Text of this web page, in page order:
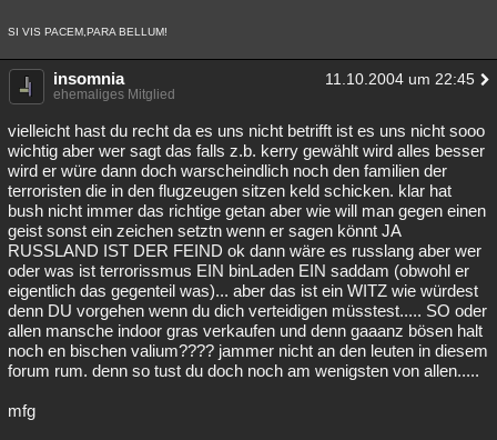
SI VIS PACEM,PARA BELLUM!
insomnia 11.10.2004 um 22:45
ehemaliges Mitglied
vielleicht hast du recht da es uns nicht betrifft ist es uns nicht sooo
wichtig aber wer sagt das falls z.b. kerry gewählt wird alles besser
wird er würe dann doch warscheindlich noch den familien der
terroristen die in den flugzeugen sitzen keld schicken. klar hat
bush nicht immer das richtige getan aber wie will man gegen einen
geist sonst ein zeichen setztn wenn er sagen könnt JA
RUSSLAND IST DER FEIND ok dann wäre es russlang aber wer
oder was ist terrorissmus EIN binLaden EIN saddam (obwohl er
eigentlich das gegenteil was)... aber das ist ein WITZ wie würdest
denn DU vorgehen wenn du dich verteidigen müsstest..... SO oder
allen mansche indoor gras verkaufen und denn gaaanz bösen halt
noch en bischen valium???? jammer nicht an den leuten in diesem
forum rum. denn so tust du doch noch am wenigsten von allen.....
mfg